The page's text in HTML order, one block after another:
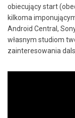
obiecujący start
kilkoma
Android Central,
własnym studiom
zainteresowania